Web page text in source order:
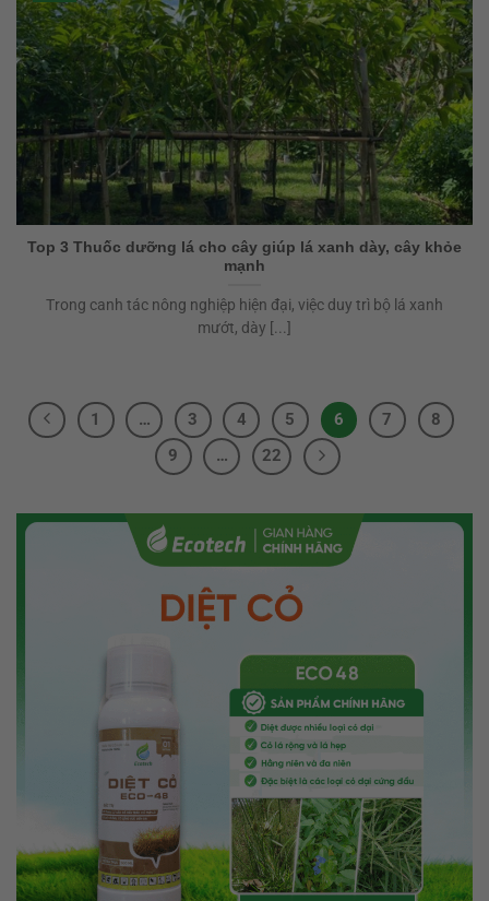
Top 3 Thuốc dưỡng lá cho cây giúp lá xanh dày, cây khỏe
mạnh
Trong canh tác nông nghiệp hiện đại, việc duy trì bộ lá xanh
mướt, dày [...]
1 … 3 4 5 6 7
8
9
… 22